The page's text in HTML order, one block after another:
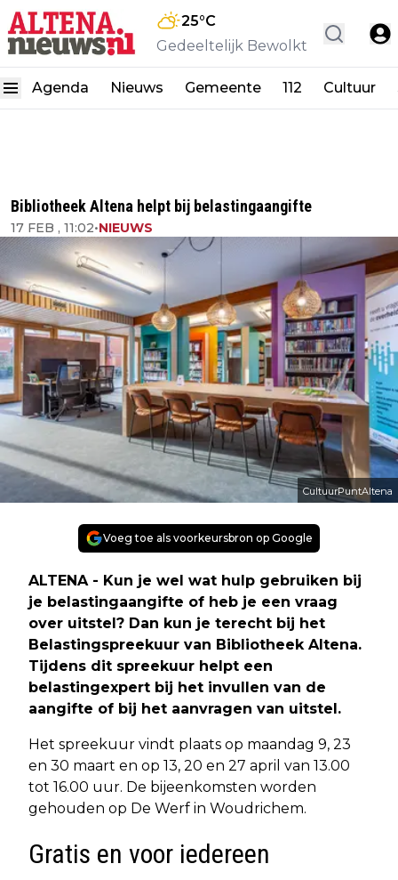
25°C
Gedeeltelijk Bewolkt
Agenda Nieuws Gemeente 112 Cultuur
Bibliotheek Altena helpt bij belastingaangifte
17 FEB , 11:02•NIEUWS
CultuurPuntAltena
Voeg toe als voorkeursbron op Google
ALTENA - Kun je wel wat hulp gebruiken bij
je belastingaangifte of heb je een vraag
over uitstel? Dan kun je terecht bij het
Belastingspreekuur van Bibliotheek Altena.
Tijdens dit spreekuur helpt een
belastingexpert bij het invullen van de
aangifte of bij het aanvragen van uitstel.
Het spreekuur vindt plaats op maandag 9, 23
en 30 maart en op 13, 20 en 27 april van 13.00
tot 16.00 uur. De bijeenkomsten worden
gehouden op De Werf in Woudrichem.
Gratis en voor iedereen